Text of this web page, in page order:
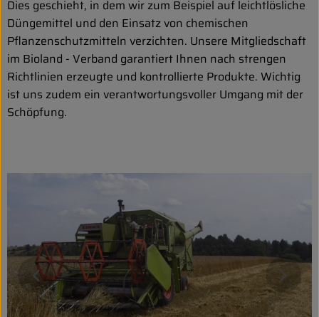
Dies geschieht, in dem wir zum Beispiel auf leichtlösliche
Düngemittel und den Einsatz von chemischen
Pflanzenschutzmitteln verzichten. Unsere Mitgliedschaft
im Bioland - Verband garantiert Ihnen nach strengen
Richtlinien erzeugte und kontrollierte Produkte. Wichtig
ist uns zudem ein verantwortungsvoller Umgang mit der
Schöpfung.